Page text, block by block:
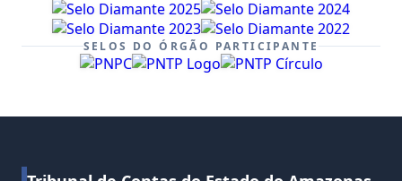
SELOS DO ÓRGÃO PARTICIPANTE